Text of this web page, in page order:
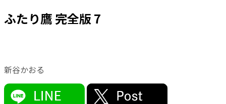
ふたり鷹 完全版 7
新谷かおる